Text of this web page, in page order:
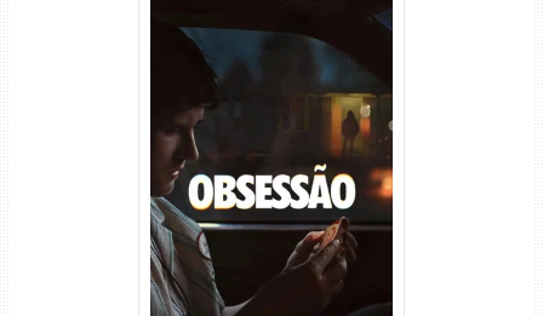
Obsessão Torrent (2026)
WEB-DL 1080p/4K Dual
Áudio